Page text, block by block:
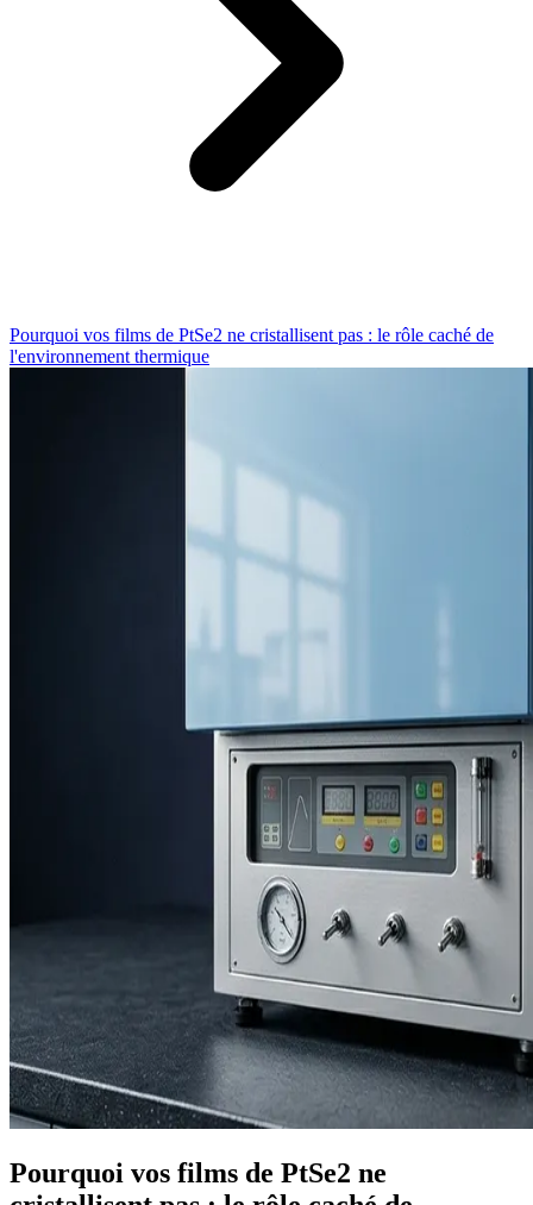
Pourquoi vos films de PtSe2 ne cristallisent pas : le rôle caché de
l'environnement thermique
Pourquoi vos films de PtSe2 ne